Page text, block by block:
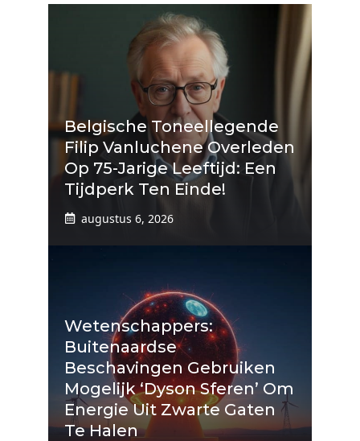
Belgische Toneellegende
Filip Vanluchene Overleden
Op 75-Jarige Leeftijd: Een
Tijdperk Ten Einde!
augustus 6, 2026
Wetenschappers:
Buitenaardse
Beschavingen Gebruiken
Mogelijk ‘Dyson Sferen’ Om
Energie Uit Zwarte Gaten
Te Halen